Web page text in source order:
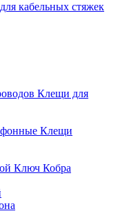
кабельных стяжек
Клещи для
Клещи
Ключ Кобра